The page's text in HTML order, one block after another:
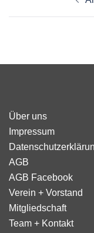
Über uns
Impressum
AGB
AGB Facebook
Verein + Vorstand
Mitgliedschaft
Team + Kontakt